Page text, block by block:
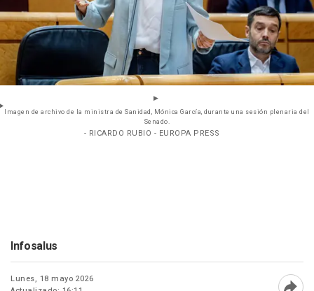
Imagen de archivo de la ministra de Sanidad, Mónica García, durante una sesión plenaria del
Senado.
- RICARDO RUBIO - EUROPA PRESS
Infosalus
Lunes, 18 mayo 2026